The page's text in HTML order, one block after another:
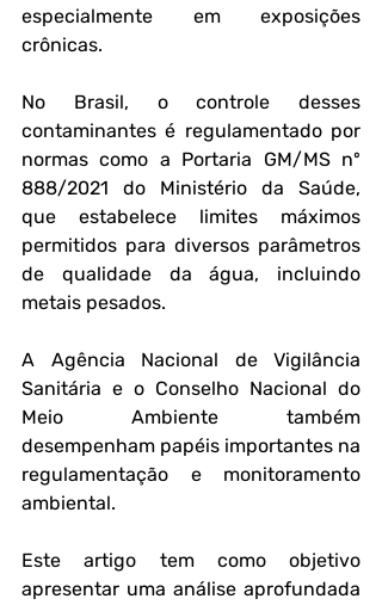
especialmente em exposições
crônicas.
No Brasil, o controle desses
contaminantes é regulamentado por
normas como a Portaria GM/MS nº
888/2021 do Ministério da Saúde,
que estabelece limites máximos
permitidos para diversos parâmetros
de qualidade da água, incluindo
metais pesados.
A Agência Nacional de Vigilância
Sanitária e o Conselho Nacional do
Meio Ambiente também
desempenham papéis importantes na
regulamentação e monitoramento
ambiental.
Este artigo tem como objetivo
apresentar uma análise aprofundada